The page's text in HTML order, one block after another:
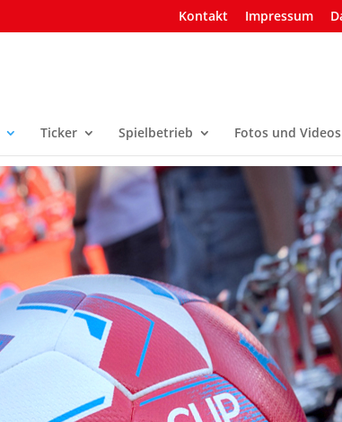
Kontakt Impressum
Ticker Spielbetrieb Fotos und Videos